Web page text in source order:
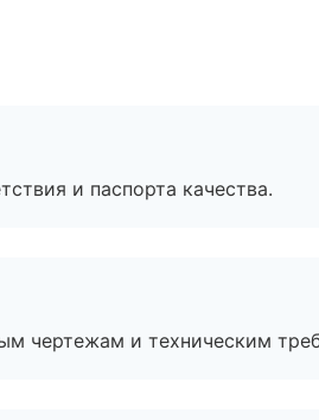
и паспорта качества.
чертежам и техническим